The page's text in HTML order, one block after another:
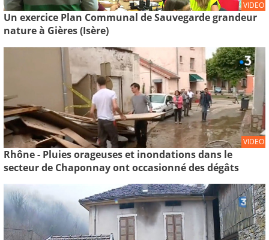
VIDEO
Un exercice Plan Communal de Sauvegarde grandeur
nature à Gières (Isère)
VIDEO
Rhône - Pluies orageuses et inondations dans le
secteur de Chaponnay ont occasionné des dégâts